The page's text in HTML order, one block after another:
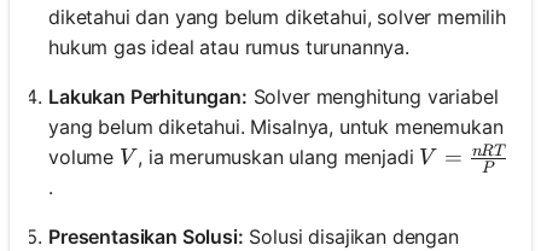
diketahui dan yang belum diketahui, solver memilih
hukum gas ideal atau rumus turunannya.
Lakukan Perhitungan: Solver menghitung variabel
yang belum diketahui. Misalnya, untuk menemukan
volume V
V , ia merumuskan ulang menjadi V =
V = P
nRT
.
Presentasikan Solusi: Solusi disajikan dengan